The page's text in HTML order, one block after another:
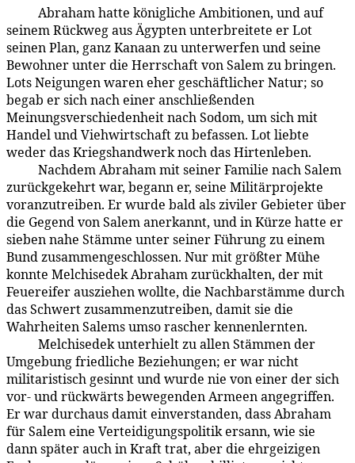
Abraham hatte königliche Ambitionen, und auf
seinem Rückweg aus Ägypten unterbreitete er Lot
seinen Plan, ganz Kanaan zu unterwerfen und seine
Bewohner unter die Herrschaft von Salem zu bringen.
Lots Neigungen waren eher geschäftlicher Natur; so
begab er sich nach einer anschließenden
Meinungsverschiedenheit nach Sodom, um sich mit
Handel und Viehwirtschaft zu befassen. Lot liebte
weder das Kriegshandwerk noch das Hirtenleben.
Nachdem Abraham mit seiner Familie nach Salem
zurückgekehrt war, begann er, seine Militärprojekte
voranzutreiben. Er wurde bald als ziviler Gebieter über
die Gegend von Salem anerkannt, und in Kürze hatte er
sieben nahe Stämme unter seiner Führung zu einem
Bund zusammengeschlossen. Nur mit größter Mühe
konnte Melchisedek Abraham zurückhalten, der mit
Feuereifer ausziehen wollte, die Nachbarstämme durch
das Schwert zusammenzutreiben, damit sie die
Wahrheiten Salems umso rascher kennenlernten.
Melchisedek unterhielt zu allen Stämmen der
Umgebung friedliche Beziehungen; er war nicht
militaristisch gesinnt und wurde nie von einer der sich
vor- und rückwärts bewegenden Armeen angegriffen.
Er war durchaus damit einverstanden, dass Abraham
für Salem eine Verteidigungspolitik ersann, wie sie
dann später auch in Kraft trat, aber die ehrgeizigen